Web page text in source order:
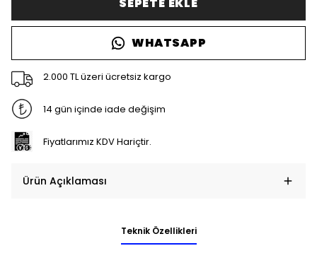
WHATSAPP
2.000 TL üzeri ücretsiz kargo
14 gün içinde iade değişim
Fiyatlarımız KDV Hariçtir.
Ürün Açıklaması
Teknik Özellikleri